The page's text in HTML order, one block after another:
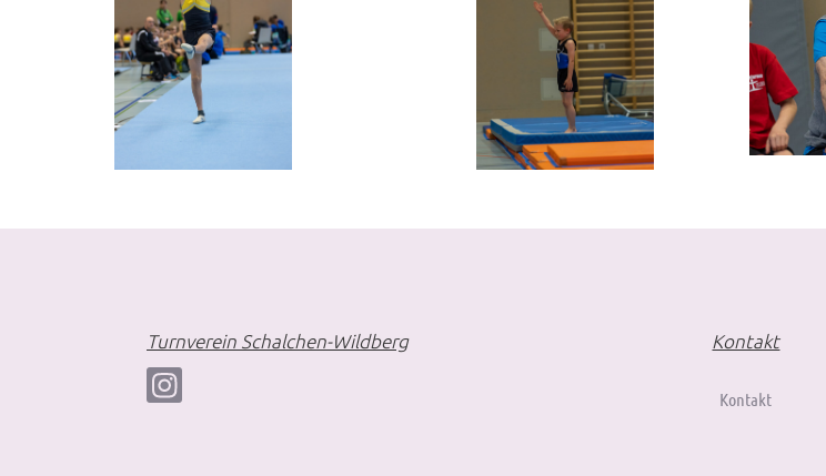
Turnverein Schalchen-Wildberg Kontakt
Kontakt